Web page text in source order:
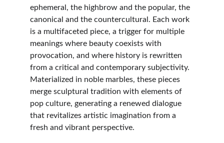
ephemeral, the highbrow and the popular, the
canonical and the countercultural. Each work
is a multifaceted piece, a trigger for multiple
meanings where beauty coexists with
provocation, and where history is rewritten
from a critical and contemporary subjectivity.
Materialized in noble marbles, these pieces
merge sculptural tradition with elements of
pop culture, generating a renewed dialogue
that revitalizes artistic imagination from a
fresh and vibrant perspective.